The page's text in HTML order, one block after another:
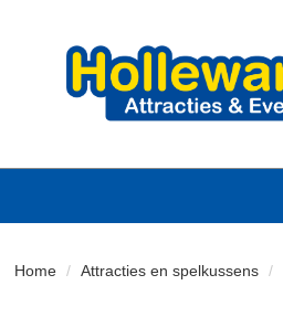
Home Attracties en spelkussens